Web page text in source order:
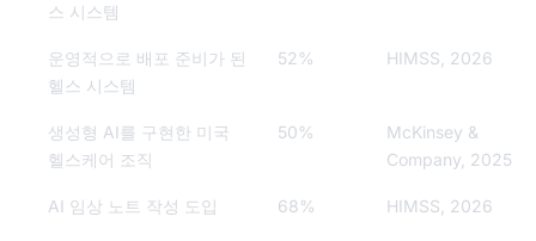
스 시스템
운영적으로 배포 준비가 된
헬스 시스템
52% HIMSS, 2026
생성형 AI를 구현한 미국
헬스케어 조직
50%
McKinsey &
Company, 2025
AI 임상 노트 작성 도입 68% HIMSS, 2026